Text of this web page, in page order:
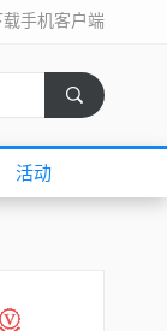
载手机客户端
活动